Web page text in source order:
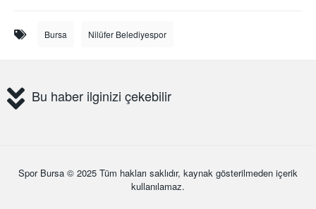
Bursa Nilüfer Belediyespor
Bu haber ilginizi çekebilir
Spor Bursa © 2025 Tüm hakları saklıdır, kaynak gösterilmeden içerik
kullanılamaz.